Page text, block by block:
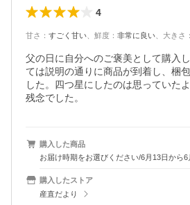
4
甘さ ： すごく甘い 鮮度 ： 非常に良い 大きさ ：
父の日に自分へのご褒美として購入
ては説明の通りに商品が到着し、梱
した。四つ星にしたのは思っていた
残念でした。
購入した商品
お届け時期をお選びください/6月13日から6
購入したストア
産直だより